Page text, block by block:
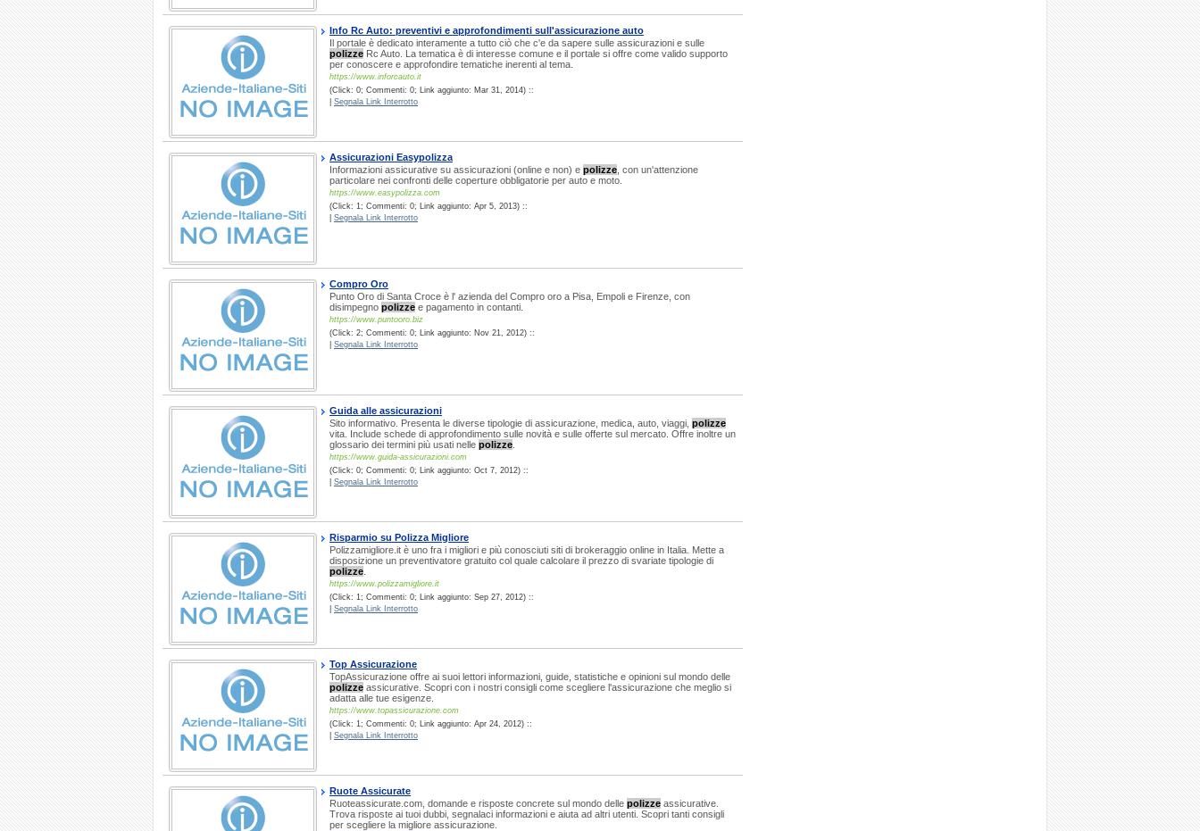
Info Rc Auto: preventivi e approfondimenti sull'assicurazione auto
Il portale è dedicato interamente a tutto ciò che c'e da sapere sulle assicurazioni e sulle
polizze Rc Auto. La tematica è di interesse comune e il portale si offre come valido supporto
per conoscere e approfondire tematiche inerenti al tema.
https://www.inforcauto.it
(Click: 0; Commenti: 0; Link aggiunto: Mar 31, 2014) ::
Segnala Link Interrotto
Assicurazioni Easypolizza
Informazioni assicurative su assicurazioni (online e non) e polizze , con un'attenzione
particolare nei confronti delle coperture obbligatorie per auto e moto.
https://www.easypolizza.com
(Click: 1; Commenti: 0; Link aggiunto: Apr 5, 2013) ::
Segnala Link Interrotto
Compro Oro
Punto Oro di Santa Croce è l' azienda del Compro oro a Pisa, Empoli e Firenze, con
disimpegno polizze e pagamento in contanti.
https://www.puntooro.biz
(Click: 2; Commenti: 0; Link aggiunto: Nov 21, 2012) ::
Segnala Link Interrotto
Guida alle assicurazioni
Sito informativo. Presenta le diverse tipologie di assicurazione, medica, auto, viaggi, polizze
vita. Include schede di approfondimento sulle novità e sulle offerte sul mercato. Offre inoltre un
glossario dei termini più usati nelle polizze
https://www.guida-assicurazioni.com
(Click: 0; Commenti: 0; Link aggiunto: Oct 7, 2012) ::
Segnala Link Interrotto
Risparmio su Polizza Migliore
Polizzamigliore.it è uno fra i migliori e più conosciuti siti di brokeraggio online in Italia. Mette a
disposizione un preventivatore gratuito col quale calcolare il prezzo di svariate tipologie di
polizze
https://www.polizzamigliore.it
(Click: 1; Commenti: 0; Link aggiunto: Sep 27, 2012) ::
Segnala Link Interrotto
Top Assicurazione
TopAssicurazione offre ai suoi lettori informazioni, guide, statistiche e opinioni sul mondo delle
polizze assicurative. Scopri con i nostri consigli come scegliere l'assicurazione che meglio si
adatta alle tue esigenze.
https://www.topassicurazione.com
(Click: 1; Commenti: 0; Link aggiunto: Apr 24, 2012) ::
Segnala Link Interrotto
Ruote Assicurate
Ruoteassicurate.com, domande e risposte concrete sul mondo delle polizze assicurative.
Trova risposte ai tuoi dubbi, segnalaci informazioni e aiuta ad altri utenti. Scopri tanti consigli
per scegliere la migliore assicurazione.